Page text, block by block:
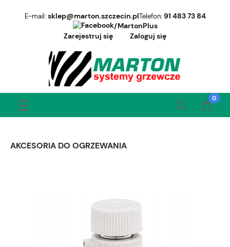
E-mail: sklep@marton.szczecin.plTelefon: 91 483 73 84
/MartonPlus
Zarejestruj się
Zaloguj się
AKCESORIA DO OGRZEWANIA